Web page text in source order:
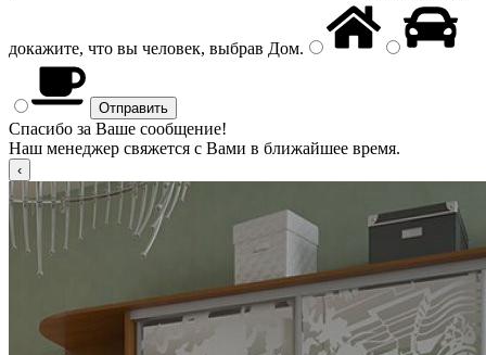
докажите, что вы человек, выбрав Дом.
Спасибо за Ваше сообщение!
Наш менеджер свяжется с Вами в ближайшее время.